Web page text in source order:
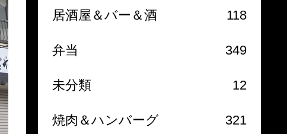
居酒屋＆バー＆酒 118
弁当 349
未分類 12
焼肉＆ハンバーグ 321